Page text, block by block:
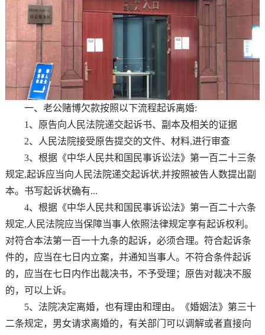
一、老公赌博欠款按照以下流程起诉离婚:
1、原告向人民法院递交起诉书、副本及相关的证据
2、人民法院接受原告提交的文件、材料,进行审查
3、根据《中华人民共和国民事诉讼法》第一百二十三条
规定,起诉应当向人民法院递交起诉状,并按照被告人数提出副
本。书写起诉状确有...
4、根据《中华人民共和国民事诉讼法》第一百二十六条
规定,人民法院应当保障当事人依照法律规定享有起诉权利。
对符合本法第一百一十九条的起诉，必须合理。符合起诉条
件的，应当在七日内立案，并通知当事人。不符合条件起诉
的，应当在七日内作出裁决书，不予受理；原告对裁决不服
的，可以上诉。
5、法院决定离婚，也有理由和理由。《婚姻法》第三十
二条规定，男女请求离婚的，有关部门可以调解或者直接向